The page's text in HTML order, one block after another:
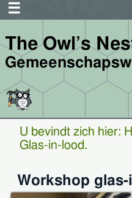
The Owl’s
U bevindt zich hier:
Glas-in-lood.
Workshop glas-